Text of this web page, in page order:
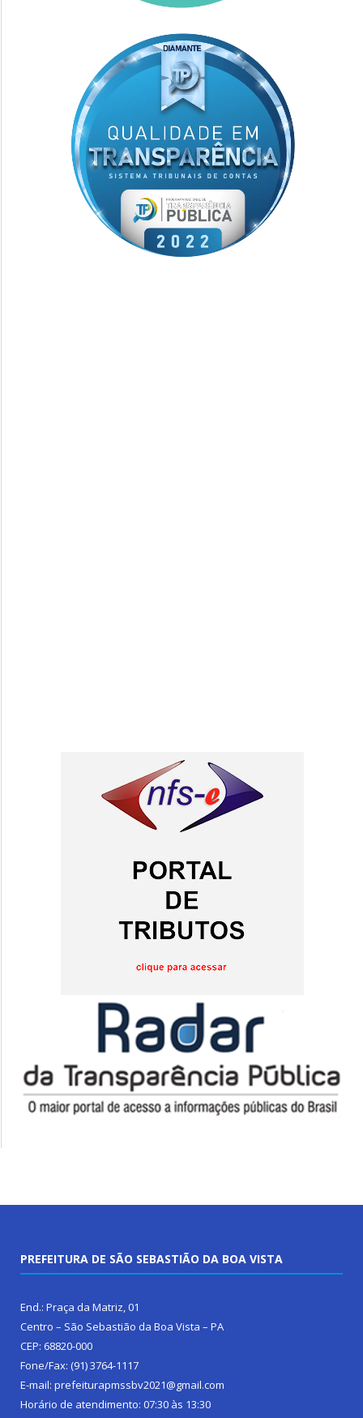
PREFEITURA DE SÃO SEBASTIÃO DA BOA VISTA
End.: Praça da Matriz, 01
Centro – São Sebastião da Boa Vista – PA
CEP: 68820-000
Fone/Fax: (91) 3764-1117
E-mail: prefeiturapmssbv2021@gmail.com
Horário de atendimento: 07:30 às 13:30